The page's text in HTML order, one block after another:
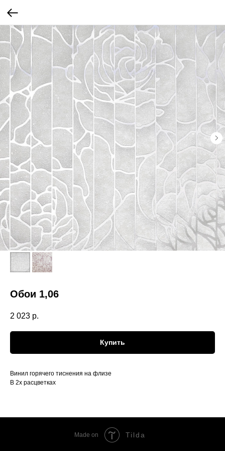
Обои 1,06
2 023 р.
Купить
Винил горячего тиснения на флизе
В 2х расцветках
Made on Tilda